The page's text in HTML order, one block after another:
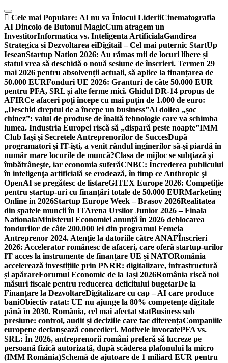
Skip
to
content
Cele mai Populare: AI nu va Înlocui LideriiCinematografia
AI Dincolo de Butonul MagicCum atragem un
InvestitorInformatica vs. Inteligenta ArtificialaGandirea
Strategica si Dezvoltarea eiDigitail – Cel mai puternic StartUp
IeseanStartup Nation 2026: Au rămas mii de locuri libere și
statul vrea să deschidă o nouă sesiune de înscrieri. Termen 29
mai 2026 pentru absolvenții actuali, să aplice la finanțarea de
50.000 EURFonduri UE 2026: Granturi de câte 50.000 EUR
pentru PFA, SRL și alte ferme mici. Ghidul DR-14 propus de
AFIRCe afaceri poți începe cu mai puțin de 1.000 de euro:
„Deschid dreptul de a începe un business”Al doilea „șoc
chinez”: valul de produse de înaltă tehnologie care va schimba
lumea. Industria Europei riscă să „dispară peste noapte”IMM
Club Iași și Secretele Antreprenorilor de SuccesDupă
programatori şi IT-işti, a venit rândul inginerilor să-şi piardă în
număr mare locurile de muncă?Clasa de mijloc se subţiază şi
îmbătrâneşte, iar economia suferăCNBC: Încrederea publicului
în inteligenţa artificială se erodează, în timp ce Anthropic şi
OpenAI se pregătesc de listareGITEX Europe 2026: Competiție
pentru startup-uri cu finanțări totale de 50.000 EURMarketing
Online in 2026Startup Europe Week – Brasov 2026Realitatea
din spatele muncii în ITArena Ursilor Junior 2026 – Finala
NationalaMinisterul Economiei anunță în 2026 deblocarea
fondurilor de câte 200.000 lei din programul Femeia
Antreprenor 2024. Atenție la datoriile către ANAFÎnscrieri
2026: Accelerator românesc de afaceri, care oferă startup-urilor
IT acces la instrumente de finanțare UE și NATORomânia
accelerează investițiile prin PNRR: digitalizare, infrastructură
și apărareForumul Economic de la Iași 2026România riscă noi
măsuri fiscale pentru reducerea deficitului bugetarDe la
Finanțare la DezvoltareDigitalizare cu cap – AI care produce
baniObiectiv ratat: UE nu ajunge la 80% competențe digitale
până în 2030. România, cel mai afectat statBusiness sub
presiune: control, audit și deciziile care fac diferențaCompaniile
europene declanșează concedieri. Motivele invocatePFA vs.
SRL: În 2026, antreprenorii români preferă să lucreze pe
persoană fizică autorizată, după scăderea plafonului la micro
(IMM România)Schemă de ajutoare de 1 miliard EUR pentru